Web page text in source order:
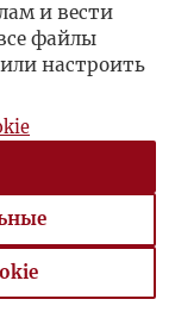
и вести
файлы
настроить